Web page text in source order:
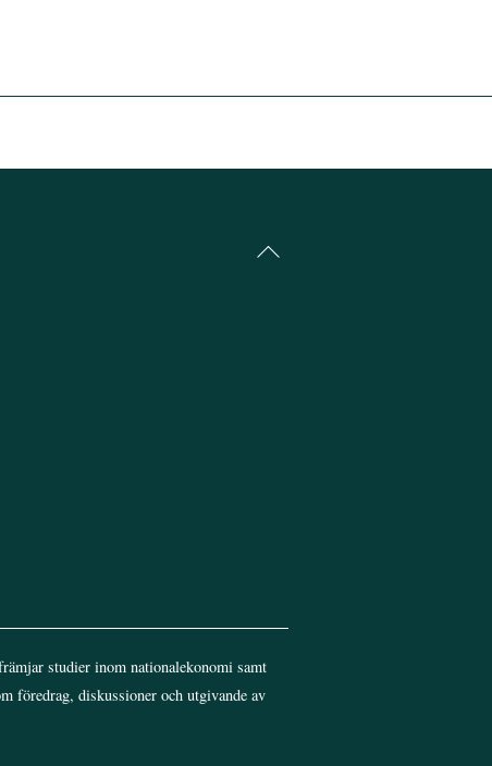
Back
studier inom nationalekonomi samt
föredrag, diskussioner och utgivande av